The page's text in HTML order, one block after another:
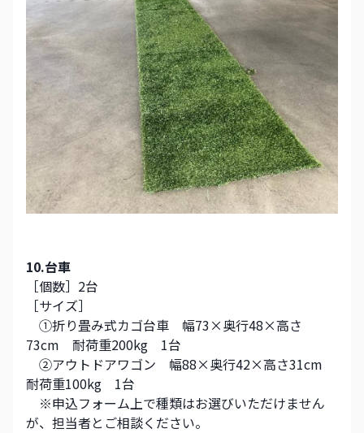
10.台車
［個数］2台
［サイズ］
①折り畳み式カゴ台車　幅73×奥行48×高さ
73cm　耐荷重200kg　1台
②アウトドアワゴン　幅88×奥行42×高さ31cm
耐荷重100kg　1台
※申込フォーム上で種類はお選びいただけません
が、担当者とご相談ください。